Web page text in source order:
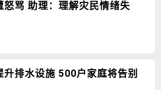
怒骂 助理：理解灾民情绪失
排水设施 500户家庭将告别